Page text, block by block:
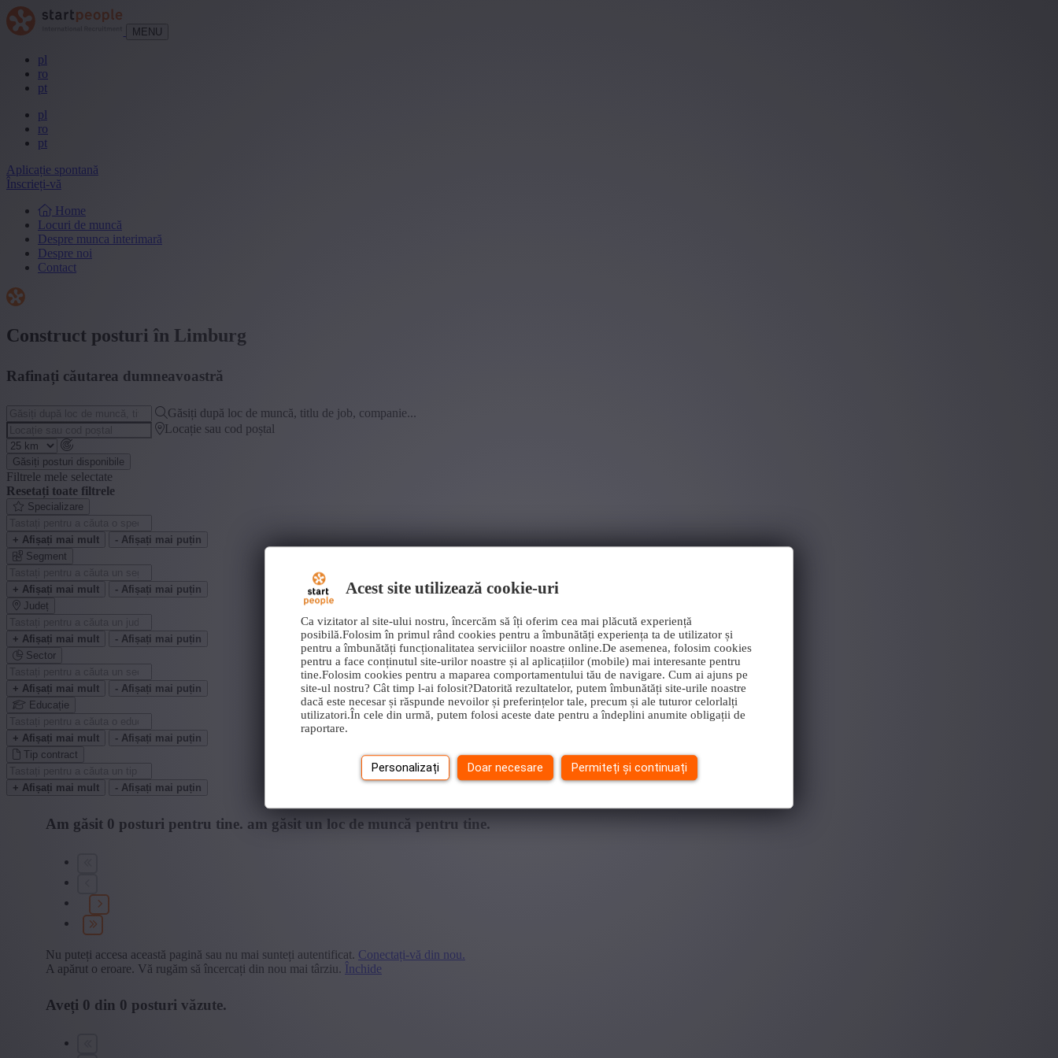
Acest site utilizează cookie-uri
Ca vizitator al site-ului nostru, încercăm să îți oferim cea mai plăcută experiență
posibilă.Folosim în primul rând cookies pentru a îmbunătăți experiența ta de utilizator și
pentru a îmbunătăți funcționalitatea serviciilor noastre online.De asemenea, folosim cookies
pentru a face conținutul site-urilor noastre și al aplicațiilor (mobile) mai interesante pentru
tine.Folosim cookies pentru a maparea comportamentului tău de navigare. Cum ai ajuns pe
site-ul nostru? Cât timp l-ai folosit?Datorită rezultatelor, putem îmbunătăți site-urile noastre
dacă este necesar și răspunde nevoilor și preferințelor tale, precum și ale tuturor celorlalți
utilizatori.În cele din urmă, putem folosi aceste date pentru a îndeplini anumite obligații de
raportare.
Personalizați Doar necesare Permiteți și continuați
MENU
pl
ro
pt
pl
ro
pt
Aplicație spontană
Înscrieți-vă
Home
Locuri de muncă
Despre munca interimară
Despre noi
Contact
Construct posturi în Limburg
Rafinați căutarea dumneavoastră
Găsiți după loc de muncă, titlu de job, companie...
Locație sau cod poștal
Găsiți posturi disponibile
Filtrele mele selectate
Resetați toate filtrele
Specializare
+ Afișați mai mult
- Afișați mai puțin
Segment
+ Afișați mai mult
- Afișați mai puțin
Județ
+ Afișați mai mult
- Afișați mai puțin
Sector
+ Afișați mai mult
- Afișați mai puțin
Educație
+ Afișați mai mult
- Afișați mai puțin
Tip contract
+ Afișați mai mult - Afișați mai puțin
Am găsit 0 posturi pentru tine. am găsit un loc de muncă pentru tine.
Nu puteți accesa această pagină sau nu mai sunteți autentificat. Conectați-vă din nou.
A apărut o eroare. Vă rugăm să încercați din nou mai târziu. Închide
Aveți 0 din 0 posturi văzute.